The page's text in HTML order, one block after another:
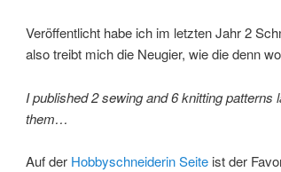
Veröffentlicht habe ich im letzten Jahr 2
also treibt mich die Neugier, wie die denn
I published 2 sewing and 6 knitting
them…
Auf der Hobbyschneiderin Seiteist der